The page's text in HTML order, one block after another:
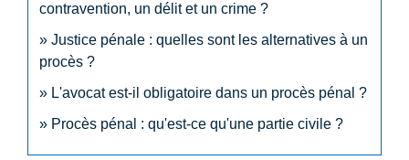
contravention, un délit et un crime ?
Justice pénale : quelles sont les alternatives à un
procès ?
L'avocat est-il obligatoire dans un procès pénal ?
Procès pénal : qu'est-ce qu'une partie civile ?